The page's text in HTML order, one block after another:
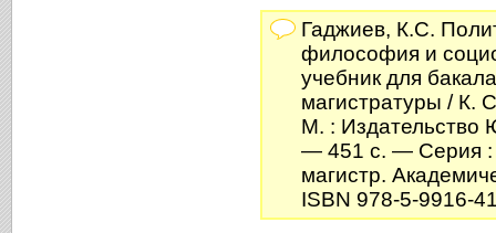
Гаджиев, К.С.
философия и
учебник для
магистратуры / К.
М. : Издательство
— 451 с. — Серия :
магистр.
ISBN 978-5-9916-